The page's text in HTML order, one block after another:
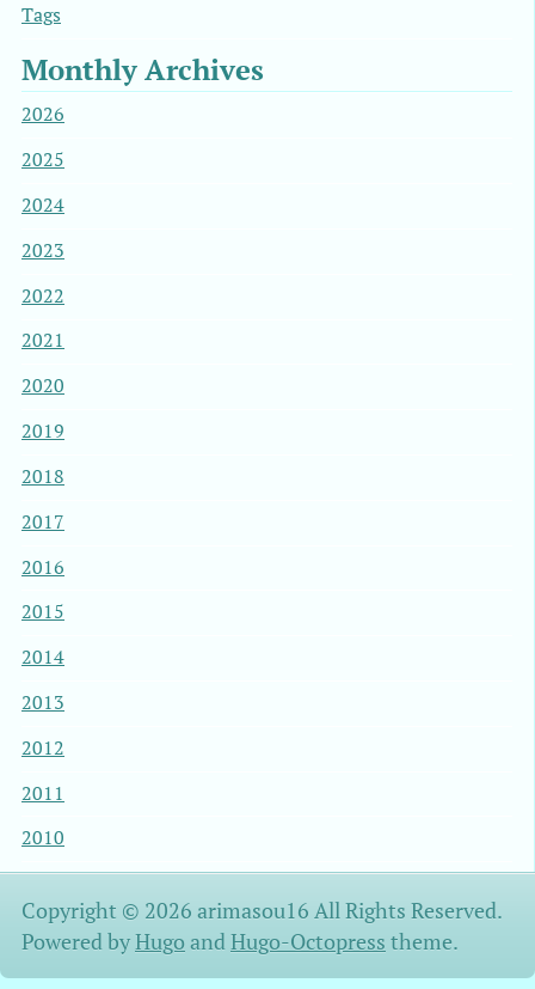
Tags
Monthly Archives
2026
2025
2024
2023
2022
2021
2020
2019
2018
2017
2016
2015
2014
2013
2012
2011
2010
Copyright © 2026 arimasou16 All Rights Reserved.
Powered byHugo andHugo-Octopress theme.